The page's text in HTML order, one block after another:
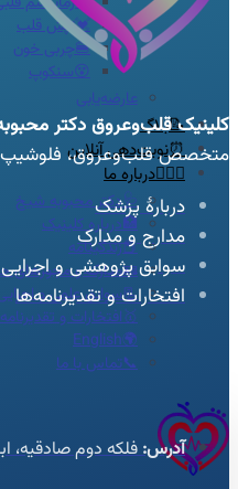
💓تپش قلب
🍔چربی خون
😵سنکوپ
عارضه‌یابی
📝بلاگ
⏰نوبت‌دهی آنلاین
👩🏻‍⚕️درباره ما
🩺دکتر محبوبه شیخ
🏥درباره کلینیک
📕زندگینامه
🪪مدارک و مجوزهای حرفه‌ای
📃سوابق علمی و
🥇افتخارات و
🌍English
📞تماس با ما
کلینیک قلب‌وعروقدکتر
متخصص قلب‌وعروق، فلوشیپ
دربارهٔ پزشک
مدارج و مدارک
سوابق پژوهشی و اجرایی
افتخارات و تقدیرنامه‌ها
آدرس:فلکه دوم صادقیه،